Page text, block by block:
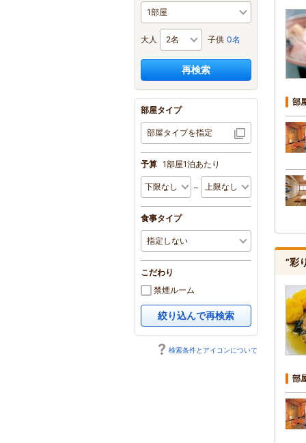
大人 子供 0名
再検索
部屋タイプ
部屋タイプを指定
予算 1部屋1泊あたり
～
食事タイプ
こだわり
禁煙ルーム
絞り込んで再検索
検索条件とアイコンについて
部
”彩
部